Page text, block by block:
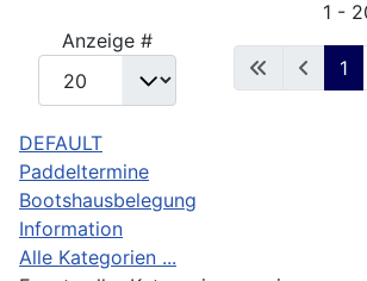
1 -
Anzeige #
1
DEFAULT
Paddeltermine
Bootshausbelegung
Information
Alle Kategorien ...